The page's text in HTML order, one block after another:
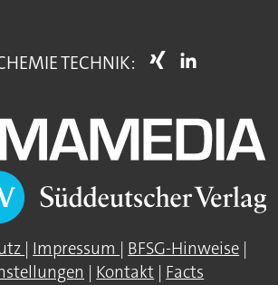
TECHNIK:
Impressum BFSG-Hinweise
Kontakt Facts